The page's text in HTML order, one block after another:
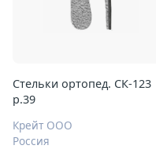
Стельки ортопед. СК-123
р.39
Крейт ООО
Россия